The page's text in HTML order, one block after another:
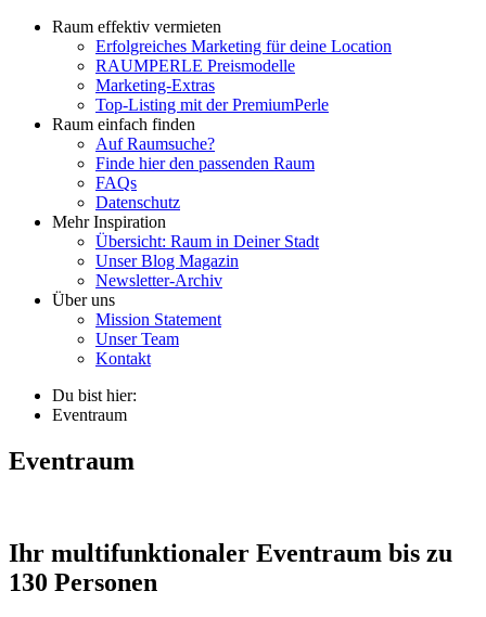
Raum effektiv vermieten
Erfolgreiches Marketing für deine Location
RAUMPERLE Preismodelle
Marketing-Extras
Top-Listing mit der PremiumPerle
Raum einfach finden
Auf Raumsuche?
Finde hier den passenden Raum
FAQs
Datenschutz
Mehr Inspiration
Übersicht: Raum in Deiner Stadt
Unser Blog Magazin
Newsletter-Archiv
Über uns
Mission Statement
Unser Team
Kontakt
Du bist hier:
Eventraum
Eventraum
Ihr multifunktionaler Eventraum bis zu
130 Personen